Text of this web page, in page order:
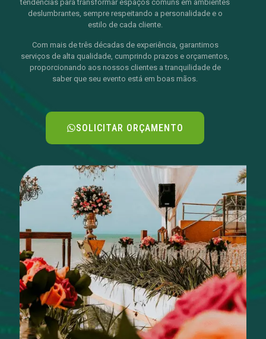
tendências para transformar espaços comuns em ambientes
deslumbrantes, sempre respeitando a personalidade e o
estilo de cada cliente.
Com mais de três décadas de experiência, garantimos
serviços de alta qualidade, cumprindo prazos e orçamentos,
proporcionando aos nossos clientes a tranquilidade de
saber que seu evento está em boas mãos.
SOLICITAR ORÇAMENTO